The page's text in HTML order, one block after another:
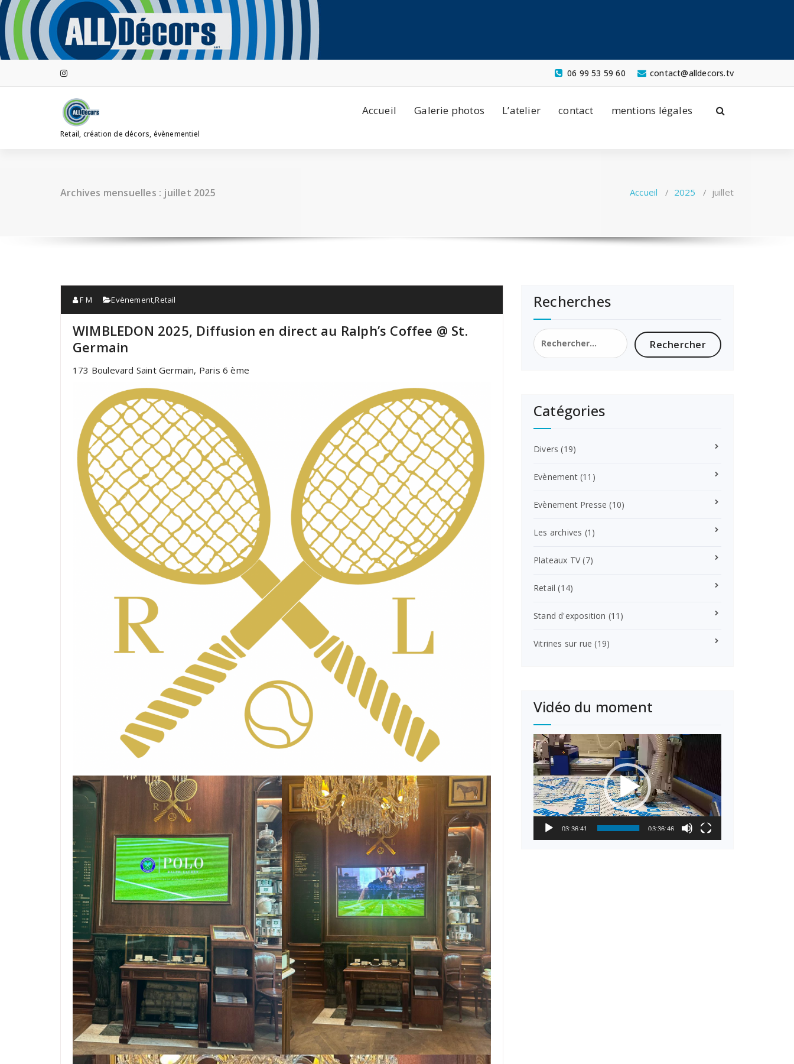
Aller
au
contenu
contact@alldecors.tv
06 99 53 59 60
Retail, création de décors, évènementiel
Accueil Galerie photos L’atelier contact mentions légales
Archives mensuelles : juillet 2025 Accueil / 2025 / juillet
F M Evènement,Retail
WIMBLEDON 2025, Diffusion en direct au Ralph’s Coffee @ St.
Germain
173 Boulevard Saint Germain, Paris 6 ème
Recherches
Rechercher :
Catégories
Divers (19)
Evènement(11)
Evènement Presse (10)
Les archives (1)
Plateaux TV(7)
Retail (14)
Stand d'exposition (11)
Vitrines sur rue (19)
Vidéo du moment
Lecteur
vidéo
03:36:41 03:36:46